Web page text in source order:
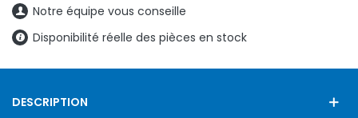
Notre équipe vous conseille
Disponibilité réelle des pièces en stock
DESCRIPTION